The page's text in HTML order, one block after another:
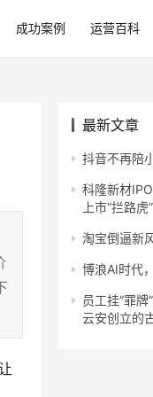
成功案例 运营百科
最新文章
抖音不再陪
科隆新材
上市“拦路虎”
淘宝倒逼新
博浪AI时代
员工挂“罪
云安创立的